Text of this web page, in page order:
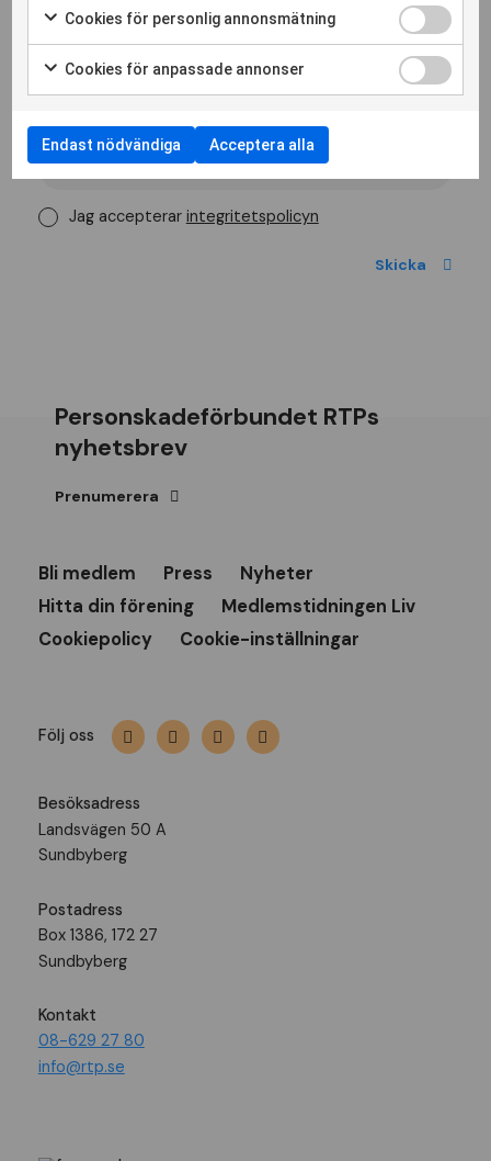
Meddelande
Jag accepterar integritetspolicyn
Personskadeförbundet RTPs
nyhetsbrev
Prenumerera
Bli medlem Press
Nyheter
Hitta din förening
Medlemstidningen Liv
Cookiepolicy
Cookie-inställningar
Följ oss
Besöksadress
Landsvägen 50 A
Sundbyberg
Postadress
Box 1386, 172 27
Sundbyberg
Kontakt
08-629 27 80
info@rtp.se
Cookies för personlig annonsmätning
Cookies för anpassade annonser
Endast nödvändiga Acceptera alla